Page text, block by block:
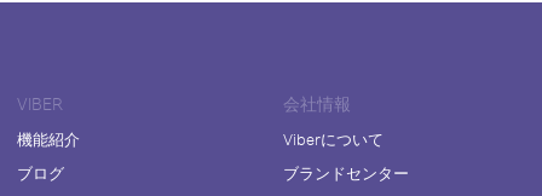
VIBER
機能紹介
ブログ
会社情報
Viberについて
ブランドセンター